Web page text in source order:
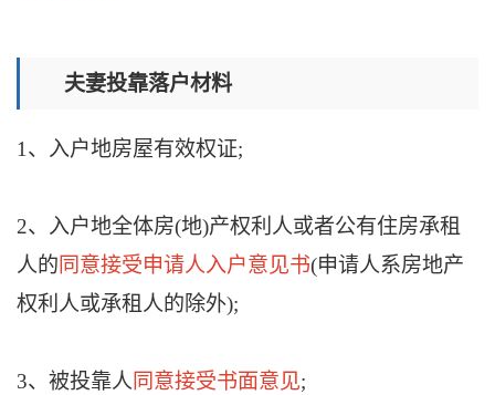
夫妻投靠落户材料
1、入户地房屋有效权证;
2、入户地全体房(地)产权利人或者公有住房承租
人的 同意接受申请人入户意见书(申请人系房地产
权利人或承租人的除外);
3、被投靠人 同意接受书面意见;